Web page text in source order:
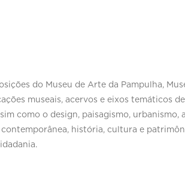
do Museu de Arte da Pampulha,
museais, acervos e eixos temáticos
como o design, paisagismo,
história, cultura e